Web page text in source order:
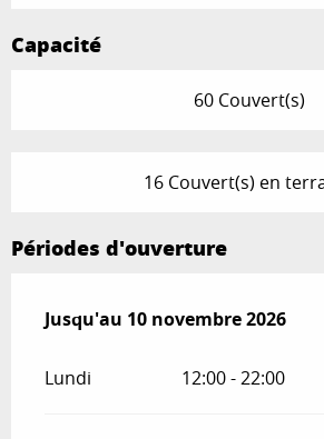
Capacité
60 Couvert(s)
16 Couvert(s) en
Périodes d'ouverture
Du1 février 2026au10
Jusqu'au 10 novembre 2026
Lundi 12:00 - 22:00